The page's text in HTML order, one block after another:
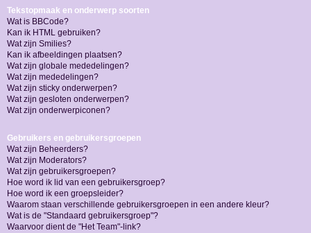
Tekstopmaak en onderwerp soorten
Wat is BBCode?
Kan ik HTML gebruiken?
Wat zijn Smilies?
Kan ik afbeeldingen plaatsen?
Wat zijn globale mededelingen?
Wat zijn mededelingen?
Wat zijn sticky onderwerpen?
Wat zijn gesloten onderwerpen?
Wat zijn onderwerpiconen?
Gebruikers en gebruikersgroepen
Wat zijn Beheerders?
Wat zijn Moderators?
Wat zijn gebruikersgroepen?
Hoe word ik lid van een gebruikersgroep?
Hoe word ik een groepsleider?
Waarom staan verschillende gebruikersgroepen in een andere kleur?
Wat is de "Standaard gebruikersgroep"?
Waarvoor dient de "Het Team"-link?